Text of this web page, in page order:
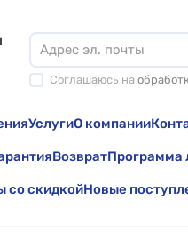
Соглашаюсь на
УслугиО компании
ВозвратПрограмма
со скидкойНовые